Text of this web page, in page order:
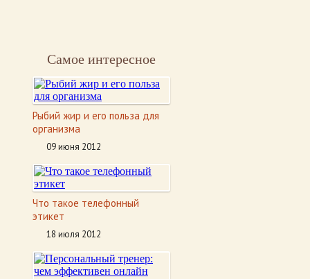
Самое интересное
Рыбий жир и его польза для
организма
09 июня 2012
Что такое телефонный
этикет
18 июля 2012